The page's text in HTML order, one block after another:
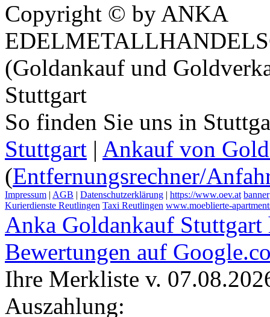
Copyright © by ANKA
(Goldankauf und
Stuttgart
So finden Sie uns in
Stuttgart | Ankauf von
(Entfernungsrechner/
Impressum | AGB | Datenschutzerklärung | https://www.oev.at banner
Kurierdienste Reutlingen Taxi Reutlingen www.moeblierte-
Anka Goldankauf Stuttgart
Bewertungen auf
Ihre Merkliste v.
Auszahlung: